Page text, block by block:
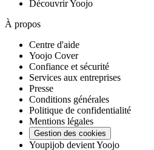
Découvrir Yoojo
À propos
Centre d'aide
Yoojo Cover
Confiance et sécurité
Services aux entreprises
Presse
Conditions générales
Politique de confidentialité
Mentions légales
Gestion des cookies
Youpijob devient Yoojo